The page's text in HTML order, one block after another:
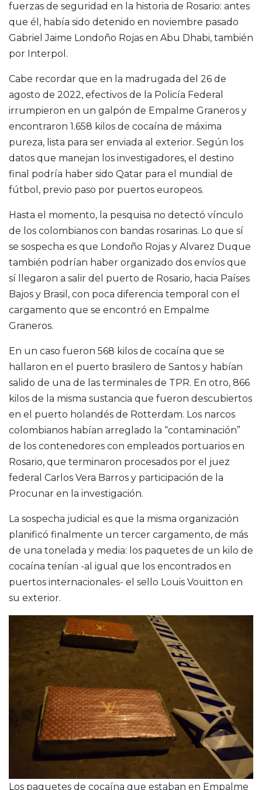
fuerzas de seguridad en la historia de Rosario: antes
que él, había sido detenido en noviembre pasado
Gabriel Jaime Londoño Rojas en Abu Dhabi, también
por Interpol.
Cabe recordar que en la madrugada del 26 de
agosto de 2022, efectivos de la Policía Federal
irrumpieron en un galpón de Empalme Graneros y
encontraron 1.658 kilos de cocaína de máxima
pureza, lista para ser enviada al exterior. Según los
datos que manejan los investigadores, el destino
final podría haber sido Qatar para el mundial de
fútbol, previo paso por puertos europeos.
Hasta el momento, la pesquisa no detectó vínculo
de los colombianos con bandas rosarinas. Lo que sí
se sospecha es que Londoño Rojas y Alvarez Duque
también podrían haber organizado dos envíos que
sí llegaron a salir del puerto de Rosario, hacia Países
Bajos y Brasil, con poca diferencia temporal con el
cargamento que se encontró en Empalme
Graneros.
En un caso fueron 568 kilos de cocaína que se
hallaron en el puerto brasilero de Santos y habían
salido de una de las terminales de TPR. En otro, 866
kilos de la misma sustancia que fueron descubiertos
en el puerto holandés de Rotterdam. Los narcos
colombianos habían arreglado la “contaminación”
de los contenedores con empleados portuarios en
Rosario, que terminaron procesados por el juez
federal Carlos Vera Barros y participación de la
Procunar en la investigación.
La sospecha judicial es que la misma organización
planificó finalmente un tercer cargamento, de más
de una tonelada y media: los paquetes de un kilo de
cocaína tenían -al igual que los encontrados en
puertos internacionales- el sello Louis Vouitton en
su exterior.
Los paquetes de cocaína que estaban en Empalme